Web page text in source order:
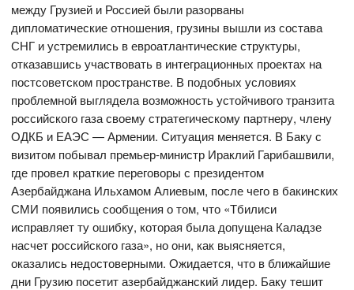
между Грузией и Россией были разорваны
дипломатические отношения, грузины вышли из состава
СНГ и устремились в евроатлантические структуры,
отказавшись участвовать в интеграционных проектах на
постсоветском пространстве. В подобных условиях
проблемной выглядела возможность устойчивого транзита
российского газа своему стратегическому партнеру, члену
ОДКБ и ЕАЭС — Армении. Ситуация меняется. В Баку с
визитом побывал премьер-министр Ираклий Гарибашвили,
где провел краткие переговоры с президентом
Азербайджана Ильхамом Алиевым, после чего в бакинских
СМИ появились сообщения о том, что «Тбилиси
исправляет ту ошибку, которая была допущена Каладзе
насчет российского газа», но они, как выясняется,
оказались недостоверными. Ожидается, что в ближайшие
дни Грузию посетит азербайджанский лидер. Баку тешит